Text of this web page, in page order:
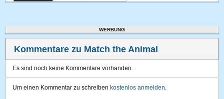
WERBUNG
Kommentare zu Match the Animal
Es sind noch keine Kommentare vorhanden.
Um einen Kommentar zu schreiben kostenlos anmelden.